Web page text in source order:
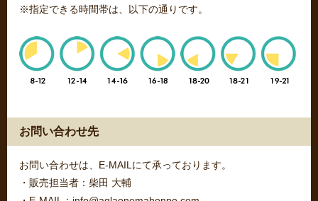
※指定できる時間帯は、以下の通りです。
お問い合わせ先
お問い合わせは、E-MAILにて承っております。
・販売担当者：柴田 大輔